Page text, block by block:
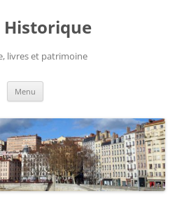
Historique
livres et patrimoine
Menu